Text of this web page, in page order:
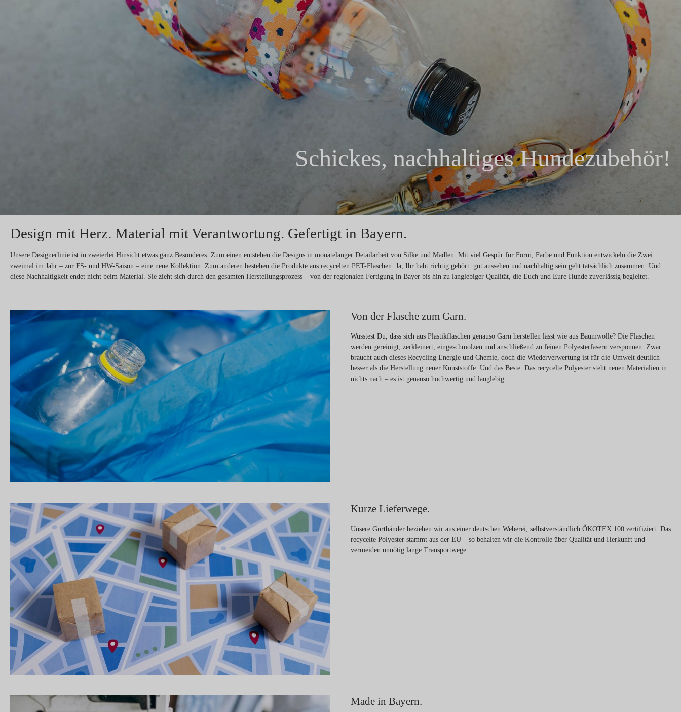
Schickes, nachhaltiges Hundezubehör!
Design mit Herz. Material mit Verantwortung. Gefertigt in Bayern.
Unsere Designerlinie ist in zweierlei Hinsicht etwas ganz Besonderes. Zum einen entstehen die Designs in monatelanger Detailarbeit von Silke und Madlen. Mit viel Gespür für Form, Farbe und Funktion entwickeln die Zwei
zweimal im Jahr – zur FS- und HW-Saison – eine neue Kollektion. Zum anderen bestehen die Produkte aus recycelten PET-Flaschen. Ja, Ihr habt richtig gehört: gut aussehen und nachhaltig sein geht tatsächlich zusammen. Und
diese Nachhaltigkeit endet nicht beim Material. Sie zieht sich durch den gesamten Herstellungsprozess – von der regionalen Fertigung in Bayer bis hin zu langlebiger Qualität, die Euch und Eure Hunde zuverlässig begleitet.
Von der Flasche zum Garn.
Wusstest Du, dass sich aus Plastikflaschen genauso Garn herstellen lässt wie aus Baumwolle? Die Flaschen
werden gereinigt, zerkleinert, eingeschmolzen und anschließend zu feinen Polyesterfasern versponnen. Zwar
braucht auch dieses Recycling Energie und Chemie, doch die Wiederverwertung ist für die Umwelt deutlich
besser als die Herstellung neuer Kunststoffe. Und das Beste: Das recycelte Polyester steht neuen Materialien in
nichts nach – es ist genauso hochwertig und langlebig.
Kurze Lieferwege.
Unsere Gurtbänder beziehen wir aus einer deutschen Weberei, selbstverständlich ÖKOTEX 100 zertifiziert. Das
recycelte Polyester stammt aus der EU – so behalten wir die Kontrolle über Qualität und Herkunft und
vermeiden unnötig lange Transportwege.
Made in Bayern.